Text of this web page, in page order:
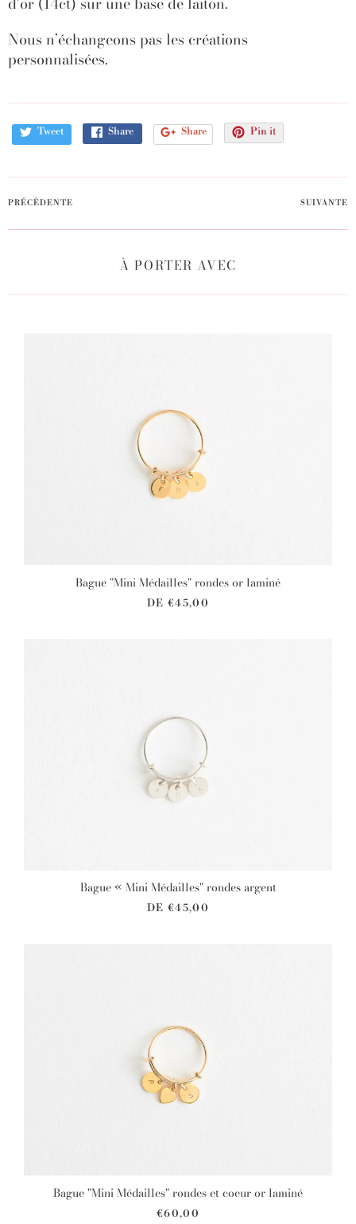
Nous n’échangeons pas les créations
personnalisées.
Tweet Share Share Pin it
PRÉCÉDENTE SUIVANTE
À PORTER AVEC
Bague "Mini Médailles" rondes or laminé
DE€45,00
Bague « Mini Médailles" rondes argent
DE€45,00
Bague "Mini Médailles" rondes et coeur or laminé
€60,00